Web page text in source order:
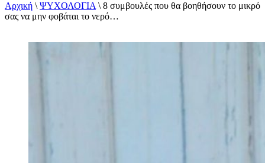
Αλεξάνδρα Καππάτου Ψυχολόγος –
Παιδοψυχολόγος
Αρχική \ ΨΥΧΟΛΟΓΙΑ \ 8 συμβουλές που θα βοηθήσουν το μικρό
σας να μην φοβάται το νερό…